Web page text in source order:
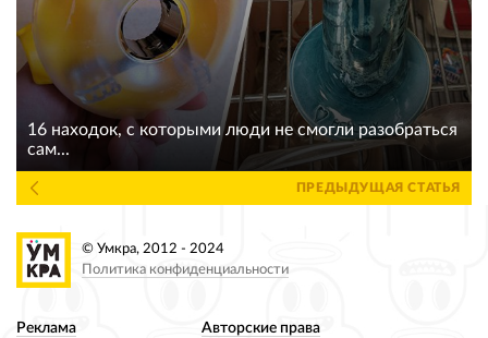
16 находок, с которыми люди не смогли разобраться
сам...
ПРЕДЫДУЩАЯ СТАТЬЯ
Реклама Авторские права
© Умкра, 2012 - 2024
Политика конфиденциальности